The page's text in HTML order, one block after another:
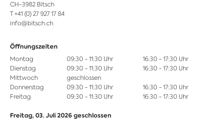
CH-3982 Bitsch
T +41 (0) 27 927 17 84
info@bitsch.ch
Öffnungszeiten
Montag 09:30 - 11:30 Uhr
16:30 - 17:30 Uhr
Dienstag
09:30 - 11:30 Uhr
16:30 - 17:30 Uhr
Mittwoch
geschlossen
Donnerstag
09:30 - 11:30 Uhr
16:30 - 17:30 Uhr
Freitag
09:30 - 11:30 Uhr 16:30 - 17:30 Uhr
Freitag, 03. Juli 2026 geschlossen